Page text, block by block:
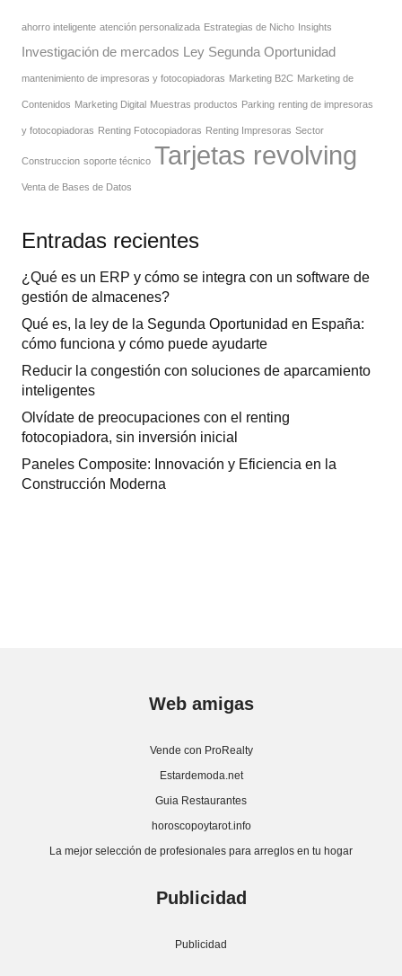
ahorro inteligente atención personalizada Estrategias de Nicho Insights
Investigación de mercados Ley Segunda Oportunidad
mantenimiento de impresoras y fotocopiadoras Marketing B2C Marketing de
Contenidos Marketing Digital Muestras productos Parking renting de impresoras
y fotocopiadoras Renting Fotocopiadoras Renting Impresoras Sector
Construccion soporte técnico Tarjetas revolving
Venta de Bases de Datos
Entradas recientes
¿Qué es un ERP y cómo se integra con un software de
gestión de almacenes?
Qué es, la ley de la Segunda Oportunidad en España:
cómo funciona y cómo puede ayudarte
Reducir la congestión con soluciones de aparcamiento
inteligentes
Olvídate de preocupaciones con el renting
fotocopiadora, sin inversión inicial
Paneles Composite: Innovación y Eficiencia en la
Construcción Moderna
Web amigas
Vende con ProRealty
Estardemoda.net
Guia Restaurantes
horoscopoytarot.info
La mejor selección de profesionales para arreglos en tu hogar
Publicidad
Publicidad